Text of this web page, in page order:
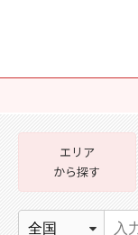
エリア
から探す